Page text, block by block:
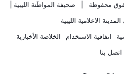
صحيفة المواطَنة الليبية
المدينة الاعلامية الليبية
اتفاقية الاستخدام
الخلاصة الأخبارية
اتصل بنا